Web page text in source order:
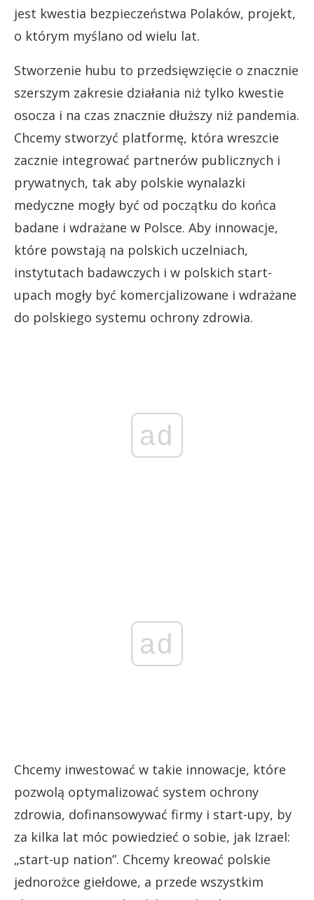
jest kwestia bezpieczeństwa Polaków, projekt,
o którym myślano od wielu lat.
Stworzenie hubu to przedsięwzięcie o znacznie
szerszym zakresie działania niż tylko kwestie
osocza i na czas znacznie dłuższy niż pandemia.
Chcemy stworzyć platformę, która wreszcie
zacznie integrować partnerów publicznych i
prywatnych, tak aby polskie wynalazki
medyczne mogły być od początku do końca
badane i wdrażane w Polsce. Aby innowacje,
które powstają na polskich uczelniach,
instytutach badawczych i w polskich start-
upach mogły być komercjalizowane i wdrażane
do polskiego systemu ochrony zdrowia.
ad
ad
Chcemy inwestować w takie innowacje, które
pozwolą optymalizować system ochrony
zdrowia, dofinansowywać firmy i start-upy, by
za kilka lat móc powiedzieć o sobie, jak Izrael:
„start-up nation”. Chcemy kreować polskie
jednorożce giełdowe, a przede wszystkim